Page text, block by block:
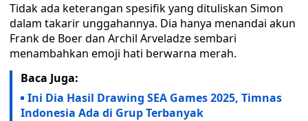
Tidak ada keterangan spesifik yang dituliskan Simon
dalam takarir unggahannya. Dia hanya menandai akun
Frank de Boer dan Archil Arveladze sembari
menambahkan emoji hati berwarna merah.
Baca Juga:
Ini Dia Hasil Drawing SEA Games 2025, Timnas
Indonesia Ada di Grup Terbanyak